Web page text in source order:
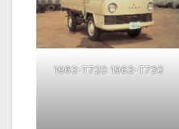
1963-T720 1963-T720